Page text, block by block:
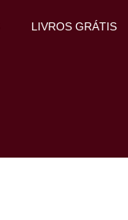
LIVROS GRÁTIS